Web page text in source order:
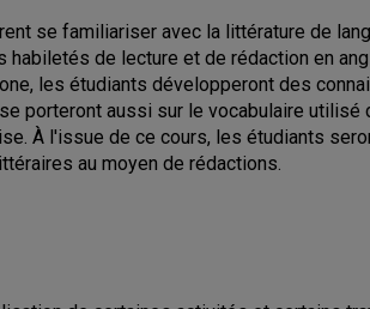
se familiariser avec la littérature de
de lecture et de rédaction en
les étudiants développeront des
porteront aussi sur le vocabulaire utilisé
À l'issue de ce cours, les étudiants
au moyen de rédactions.